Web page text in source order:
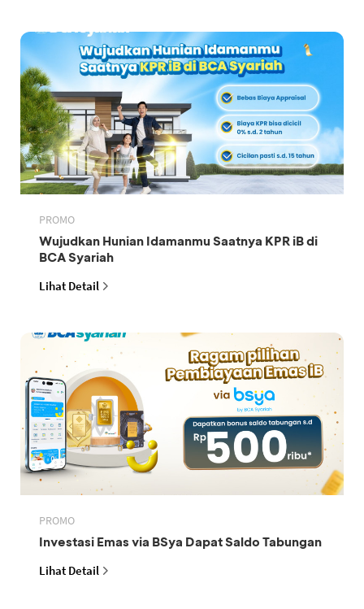
PROMO
Wujudkan Hunian Idamanmu Saatnya KPR iB di
BCA Syariah
Lihat Detail
PROMO
Investasi Emas via BSya Dapat Saldo Tabungan
Lihat Detail